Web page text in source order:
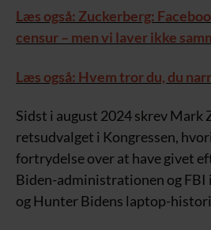
Læs også: Zuckerberg:
censur – men vi laver ikke
Læs også: Hvem tror du, du
Sidst i august 2024 skrev Mark
retsudvalget i Kongressen,
fortrydelse over at have givet
Biden-administrationen og
og Hunter Bidens laptop-